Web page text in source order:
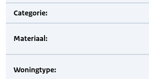
Categorie:
Materiaal:
Woningtype: